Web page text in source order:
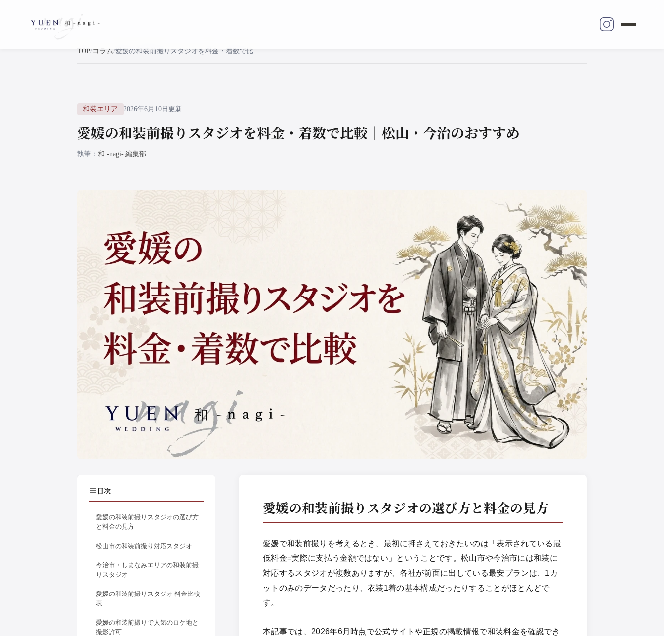
TOP コラム 愛媛の和装前撮りスタジオを料金・着数で比較｜松山・今治のおすすめ
和装エリア 2026年6月10日更新
愛媛の和装前撮りスタジオを料金・着数で比較｜松山・今治のおすすめ
執筆 和 -nagi- 編集部
目次
愛媛の和装前撮りスタジオの選び方
と料金の見方
松山市の和装前撮り対応スタジオ
今治市・しまなみエリアの和装前撮
りスタジオ
愛媛の和装前撮りスタジオ 料金比較
表
愛媛の和装前撮りで人気のロケ地と
撮影許可
愛媛の和装前撮りスタジオの選び方と料金の見方
愛媛で和装前撮りを考えるとき、最初に押さえておきたいのは「表示されている最
低料金=実際に支払う金額ではない」ということです。松山市や今治市には和装に
対応するスタジオが複数ありますが、各社が前面に出している最安プランは、1カ
ットのみのデータだったり、衣装1着の基本構成だったりすることがほとんどで
す。
本記事では、2026年6月時点で公式サイトや正規の掲載情報で和装料金を確認でき